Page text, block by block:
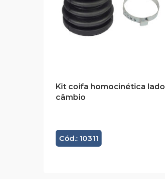
Kit coifa homocinética lado
câmbio
Cód.: 10311